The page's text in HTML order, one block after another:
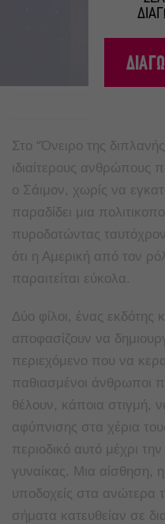
Στο “Όνειρο της
ιδιαίτερους ανθρώπους
o Σάιμον, χωρίς να
παραδίδει μια
πυροδοτώντας
ότι η Αμερική από τον
παραιτείται εύκολα.
Δύο φίλοι, ένας εκδότης
αποφασίζουν να
περιεχόμενο που να
παθιασμένοι άνθρωποι
θέλουν, κάποια στιγμή,
αφύπνισης στα χέρια
περιοδικό αυτό μέχρι
γυναίκας. Μια αίσθηση,
υποδοχείς στα ανώτερα
σήματα κατευθείαν σε